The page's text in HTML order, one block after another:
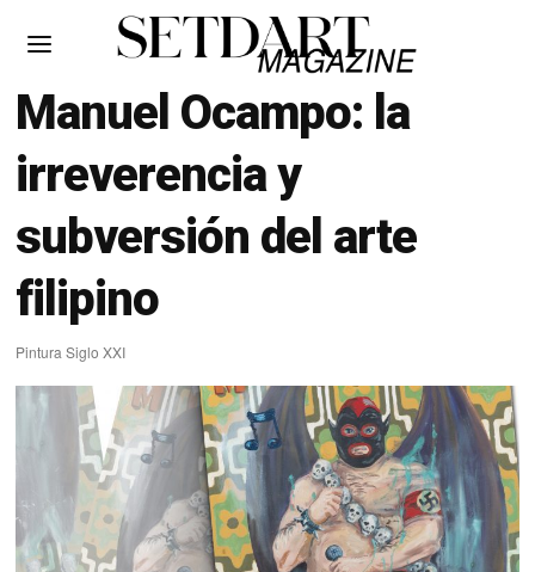
Manuel Ocampo: la
irreverencia y
subversión del arte
filipino
Pintura Siglo XXI